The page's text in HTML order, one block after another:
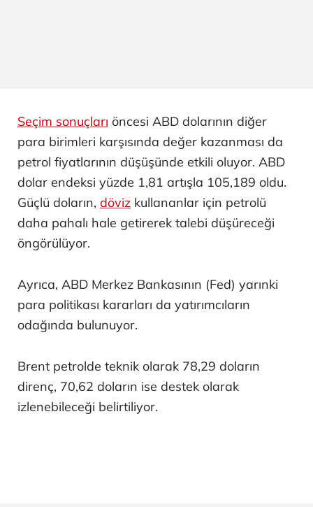
Seçim sonuçları öncesi ABD dolarının diğer
para birimleri karşısında değer kazanması da
petrol fiyatlarının düşüşünde etkili oluyor. ABD
dolar endeksi yüzde 1,81 artışla 105,189 oldu.
Güçlü doların, döviz kullananlar için petrolü
daha pahalı hale getirerek talebi düşüreceği
öngörülüyor.
Ayrıca, ABD Merkez Bankasının (Fed) yarınki
para politikası kararları da yatırımcıların
odağında bulunuyor.
Brent petrolde teknik olarak 78,29 doların
direnç, 70,62 doların ise destek olarak
izlenebileceği belirtiliyor.